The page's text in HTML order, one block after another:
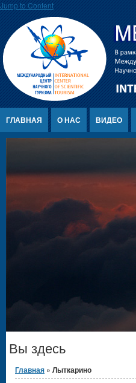
Jump to Content
ГЛАВНАЯ О НАС ВИДЕО
Вы здесь
Главная » Лыткарино